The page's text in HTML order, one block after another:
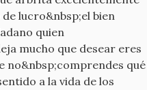
lucro&nbsp;el bien
quien
mucho que desear eres
no&nbsp;comprendes qué
a la vida de los